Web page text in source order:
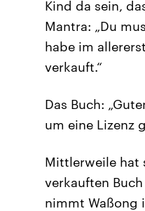
Kind da sein,
Mantra: „Du
habe im
verkauft.“
Das Buch:
um eine Lizenz
Mittlerweile hat
verkauften
nimmt Waßong